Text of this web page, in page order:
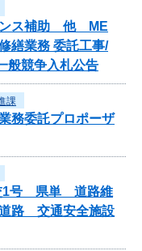
ンス補助 他 ME
繕業務 委託工事/
般競争入札公告
課
務委託プロポーザ
1号 県単 道路維
路 交通安全施設